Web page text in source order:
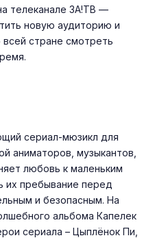
телеканале ЗА!ТВ —
новую аудиторию и
стране смотреть
сериал-мюзикл для
аниматоров, музыкантов,
любовь к маленьким
их пребывание перед
и безопасным. На
альбома Капелек
сериала – Цыплёнок Пи,